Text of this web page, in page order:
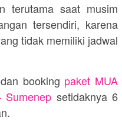
terutama saat musim
tersendiri, karena
tidak memiliki jadwal
booking paket MUA
setidaknya 6